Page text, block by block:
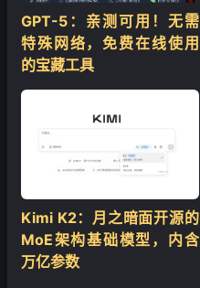
GPT-5：亲测可用！无需
特殊网络，免费在线使用
的宝藏工具
Kimi K2：月之暗面开源的
MoE架构基础模型，内含
万亿参数